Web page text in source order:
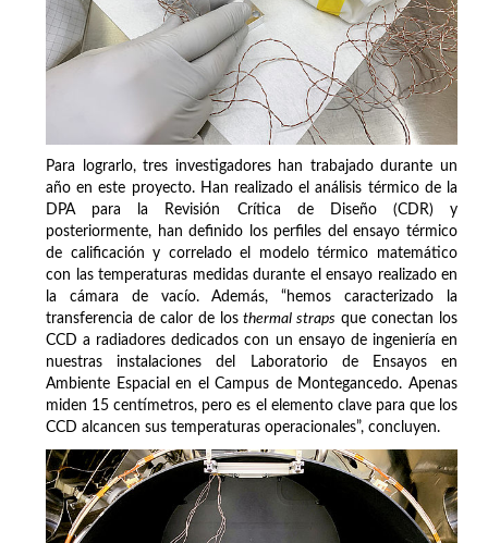
Para lograrlo, tres investigadores han trabajado durante un
año en este proyecto. Han realizado el análisis térmico de la
DPA para la Revisión Crítica de Diseño (CDR) y
posteriormente, han definido los perfiles del ensayo térmico
de calificación y correlado el modelo térmico matemático
con las temperaturas medidas durante el ensayo realizado en
la cámara de vacío. Además, “hemos caracterizado la
transferencia de calor de losthermal straps que conectan los
CCD a radiadores dedicados con un ensayo de ingeniería en
nuestras instalaciones del Laboratorio de Ensayos en
Ambiente Espacial en el Campus de Montegancedo. Apenas
miden 15 centímetros, pero es el elemento clave para que los
CCD alcancen sus temperaturas operacionales”, concluyen.